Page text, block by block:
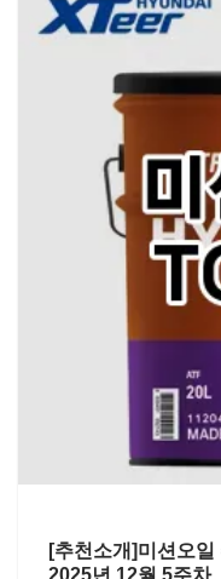
[추천소개]미션오
2025년 12월 5주차